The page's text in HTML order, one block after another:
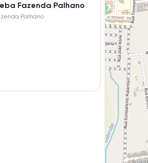
PEDRIALI - Gleba Fazenda Palhano
Palhano